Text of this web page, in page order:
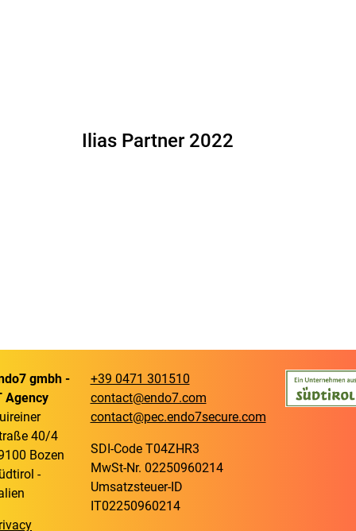
Ilias Partner 2022
gmbh -
Agency
40/4
Bozen
-
+39 0471 301510
contact@endo7.com
contact@pec.endo7secure.com
SDI-Code T04ZHR3
MwSt-Nr. 02250960214
Umsatzsteuer-ID
IT02250960214